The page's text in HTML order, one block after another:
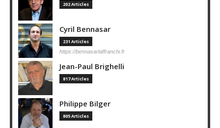
202 Articles
Cyril Bennasar
231 Articles
https://bennasarlaffranchi.fr
Jean-Paul Brighelli
817 Articles
Philippe Bilger
805 Articles